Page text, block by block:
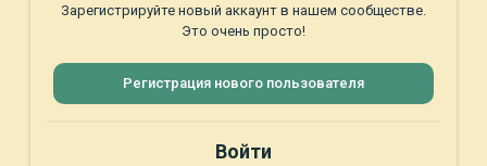
Зарегистрируйте новый аккаунт в нашем сообществе.
Это очень просто!
Регистрация нового пользователя
Войти